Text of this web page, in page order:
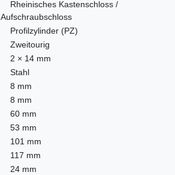
Rheinisches Kastenschloss /
Aufschraubschloss
Profilzylinder (PZ)
Zweitourig
2 × 14 mm
Stahl
8 mm
8 mm
60 mm
53 mm
101 mm
117 mm
24 mm